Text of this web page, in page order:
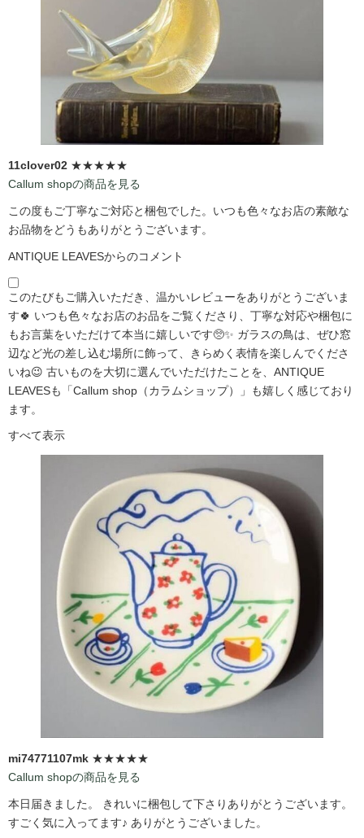
11clover02 ★★★★★
Callum shopの商品を見る
この度もご丁寧なご対応と梱包でした。いつも色々なお店の素敵な
お品物をどうもありがとうございます。
ANTIQUE LEAVESからのコメント
このたびもご購入いただき、温かいレビューをありがとうございま
す🍀 いつも色々なお店のお品をご覧くださり、丁寧な対応や梱包に
もお言葉をいただけて本当に嬉しいです🥺✨ ガラスの鳥は、ぜひ窓
辺など光の差し込む場所に飾って、きらめく表情を楽しんでくださ
いね😉 古いものを大切に選んでいただけたことを、ANTIQUE
LEAVESも「Callum shop（カラムショップ）」も嬉しく感じており
ます。
すべて表示
mi74771107mk ★★★★★
Callum shopの商品を見る
本日届きました。 きれいに梱包して下さりありがとうございます。
すごく気に入ってます♪ ありがとうございました。